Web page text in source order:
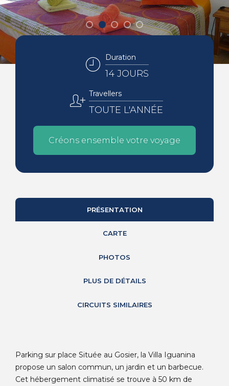
Duration
14 JOURS
Travellers
TOUTE L'ANNÉE
Créons ensemble votre voyage
PRÉSENTATION
CARTE
PHOTOS
PLUS DE DÉTAILS
CIRCUITS SIMILAIRES
Parking sur place Située au Gosier, la Villa Iguanina
propose un salon commun, un jardin et un barbecue.
Cet hébergement climatisé se trouve à 50 km de